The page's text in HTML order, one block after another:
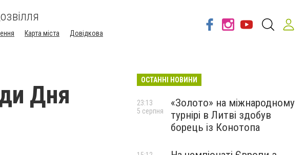
Карта міста Довідкова
Дня
ОСТАННІ НОВИНИ
«Золото» на міжнародному
турнірі в Литві здобув
борець із Конотопа
23:13
5 серпня